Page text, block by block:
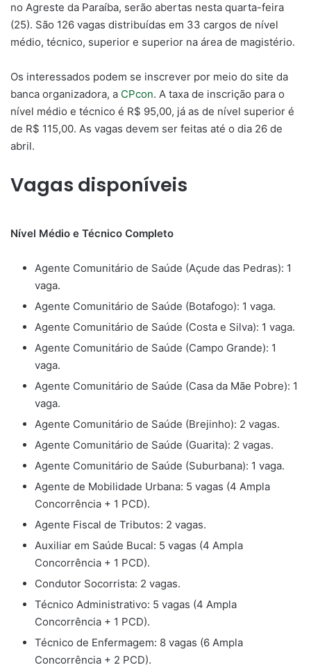
no Agreste da Paraíba, serão abertas nesta quarta-feira
(25). São 126 vagas distribuídas em 33 cargos de nível
médio, técnico, superior e superior na área de magistério.
Os interessados podem se inscrever por meio do site da
banca organizadora, a CPcon. A taxa de inscrição para o
nível médio e técnico é R$ 95,00, já as de nível superior é
de R$ 115,00. As vagas devem ser feitas até o dia 26 de
abril.
Vagas disponíveis
Nível Médio e Técnico Completo
Agente Comunitário de Saúde (Açude das Pedras): 1
vaga.
Agente Comunitário de Saúde (Botafogo): 1 vaga.
Agente Comunitário de Saúde (Costa e Silva): 1 vaga.
Agente Comunitário de Saúde (Campo Grande): 1
vaga.
Agente Comunitário de Saúde (Casa da Mãe Pobre): 1
vaga.
Agente Comunitário de Saúde (Brejinho): 2 vagas.
Agente Comunitário de Saúde (Guarita): 2 vagas.
Agente Comunitário de Saúde (Suburbana): 1 vaga.
Agente de Mobilidade Urbana: 5 vagas (4 Ampla
Concorrência + 1 PCD).
Agente Fiscal de Tributos: 2 vagas.
Auxiliar em Saúde Bucal: 5 vagas (4 Ampla
Concorrência + 1 PCD).
Condutor Socorrista: 2 vagas.
Técnico Administrativo: 5 vagas (4 Ampla
Concorrência + 1 PCD).
Técnico de Enfermagem: 8 vagas (6 Ampla
Concorrência + 2 PCD).